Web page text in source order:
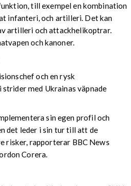
till exempel en kombination
infanteri, och artilleri. Det kan
artilleri och attackhelikoptrar.
och kanoner.
och en rysk
med Ukrainas väpnade
sin egen profil och
det leder i sin tur till att de
risker, rapporterar BBC News
Corera.